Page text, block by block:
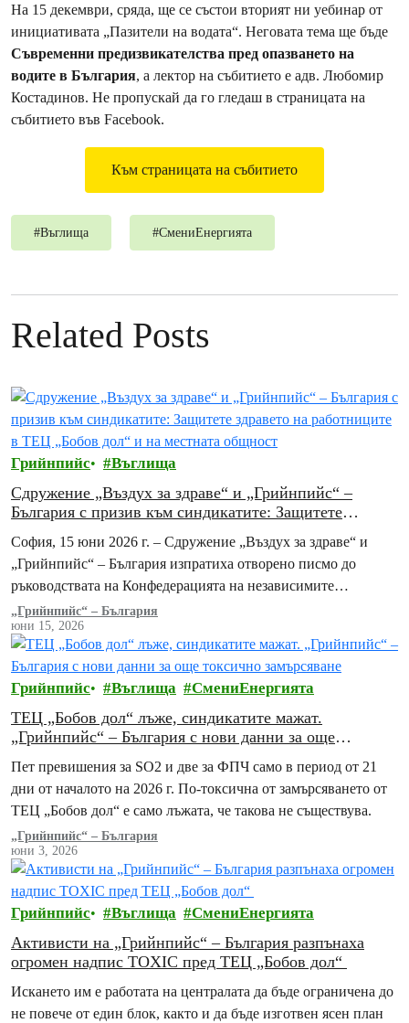
На 15 декември, сряда, ще се състои вторият ни уебинар от
инициативата „Пазители на водата“. Неговата тема ще бъде
Съвременни предизвикателства пред опазването на
водите в България, а лектор на събитието е адв. Любомир
Костадинов. Не пропускай да го гледаш в страницата на
събитието във Facebook.
Към страницата на събитието
#Въглища #СмениЕнергията
Related Posts
Грийнпийс Въглища
Сдружение „Въздух за здраве“ и „Грийнпийс“ –
България с призив към синдикатите: Защитете
местната общност
София, 15 юни 2026 г. – Сдружение „Въздух за здраве“ и
„Грийнпийс“ – България изпратиха отворено писмо до
ръководствата на Конфедерацията на независимите
синдикати на България (КНСБ) и на Конфедерацията…
„Грийнпийс“ – България
юни 15, 2026
Грийнпийс Въглища СмениЕнергията
ТЕЦ „Бобов дол“ лъже, синдикатите мажат.
„Грийнпийс“ – България с нови данни за още
Пет превишения за SO2 и две за ФПЧ само в период от 21
дни от началото на 2026 г. По-токсична от замърсяването от
ТЕЦ „Бобов дол“ е само лъжата, че такова не съществува.
„Грийнпийс“ – България
юни 3, 2026
Грийнпийс Въглища СмениЕнергията
Активисти на „Грийнпийс“ – България разпънаха
огромен надпис TOXIC пред ТЕЦ „Бобов дол“
Искането им е работата на централата да бъде ограничена до
не повече от един блок, както и да бъде изготвен ясен план